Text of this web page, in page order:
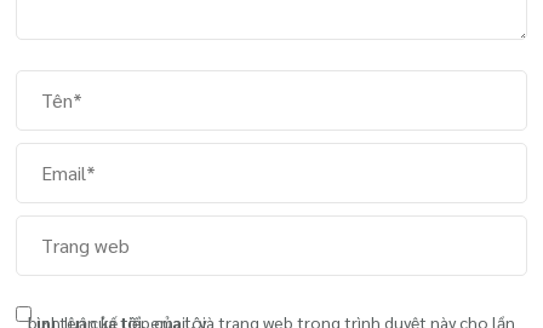
Lưu tên của tôi, email, và trang web trong trình duyệt này cho lần bình luận kế tiếp của tôi.